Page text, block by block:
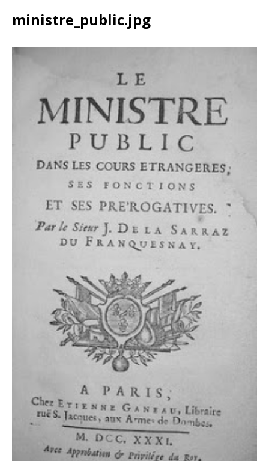
ministre_public.jpg